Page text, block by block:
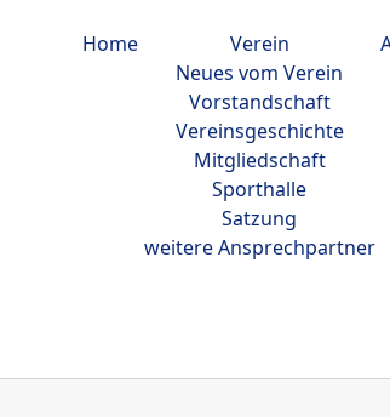
Home
Verein
Neues vom Verein
Vorstandschaft
Vereinsgeschichte
Mitgliedschaft
Sporthalle
Satzung
weitere Ansprechpartner